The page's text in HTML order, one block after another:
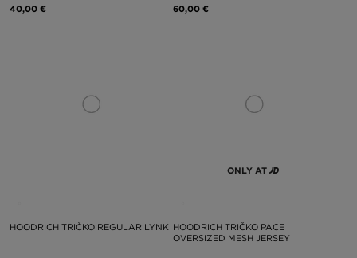
40,00 € 60,00 €
HOODRICH TRIČKO REGULAR LYNK
ONLY AT
HOODRICH TRIČKO PACE
OVERSIZED MESH JERSEY